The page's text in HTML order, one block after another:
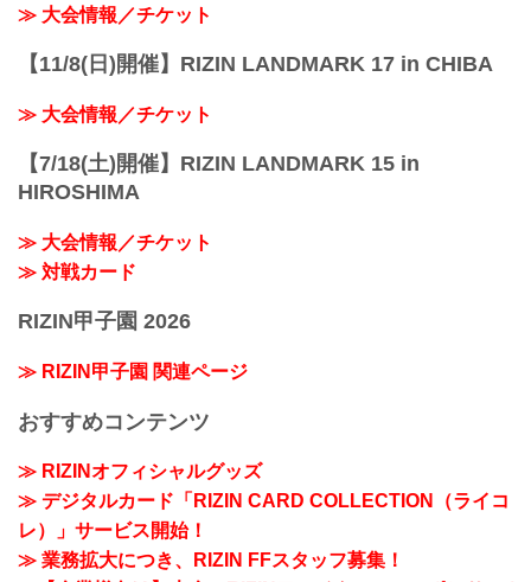
≫ 大会情報／チケット
【11/8(日)開催】RIZIN LANDMARK 17 in CHIBA
≫ 大会情報／チケット
【7/18(土)開催】RIZIN LANDMARK 15 in
HIROSHIMA
≫ 大会情報／チケット
≫ 対戦カード
RIZIN甲子園 2026
≫ RIZIN甲子園 関連ページ
おすすめコンテンツ
≫ RIZINオフィシャルグッズ
≫ デジタルカード「RIZIN CARD COLLECTION（ライコ
レ）」サービス開始！
≫ 業務拡大につき、RIZIN FFスタッフ募集！